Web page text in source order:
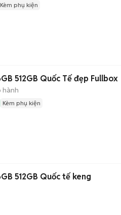
Kèm phụ kiện
512GB Quốc Tế đẹp Fullbox
hành
Kèm phụ kiện
512GB Quốc tế keng